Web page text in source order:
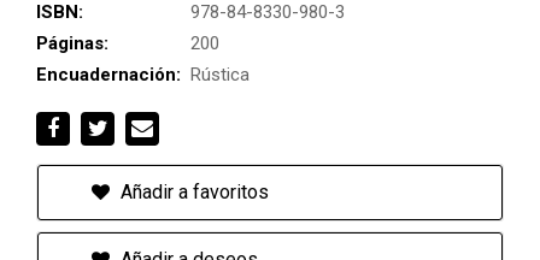
ISBN:
978-84-8330-980-3
Páginas:
200
Encuadernación: Rústica
Añadir a favoritos